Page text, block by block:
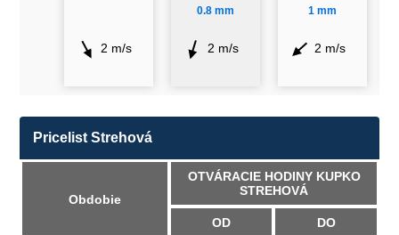
2 m/s
0.8 mm
2 m/s
1 mm
2 m/s
Pricelist Strehová
Obdobie
OTVÁRACIE HODINY KUPKO
STREHOVÁ
OD DO